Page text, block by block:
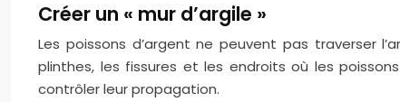
Créer un « mur d’argile »
Les poissons d’argent ne peuvent pas traverser
plinthes, les fissures et les endroits où les
contrôler leur propagation.